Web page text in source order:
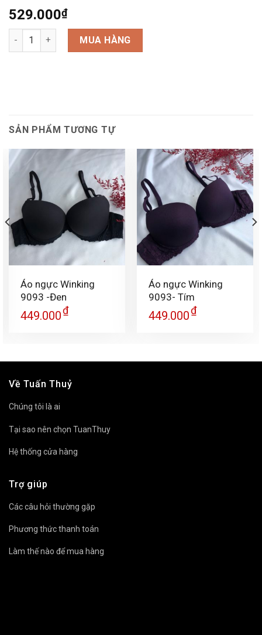
529.000₫
MUA HÀNG
SẢN PHẨM TƯƠNG TỰ
Áo ngực Winking
9093 -Đen
449.000₫
Áo ngực Winking
9093- Tím
449.000₫
Về Tuấn Thuỷ
Chúng tôi là ai
Tại sao nên chọn TuanThuy
Hệ thống cửa hàng
Trợ giúp
Các câu hỏi thường gặp
Phương thức thanh toán
Làm thế nào để mua hàng